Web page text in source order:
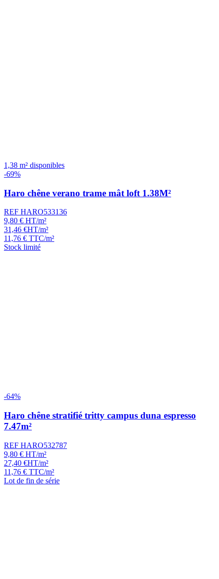
1,38 m² disponibles
-69%
Haro chêne verano trame mât loft 1.38M²
REF HARO533136
9,80 € HT/m²
31,46 €HT/m²
11,76 € TTC/m²
Stock limité
-64%
Haro chêne stratifié tritty campus duna espresso
7.47m²
REF HARO532787
9,80 € HT/m²
27,40 €HT/m²
11,76 € TTC/m²
Lot de fin de série